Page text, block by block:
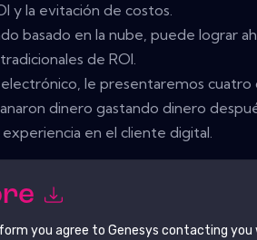
y la evitación de costos.
basado en la nube, puede lograr
de ROI.
le presentaremos cuatro
dinero gastando dinero
en el cliente digital.
you agree toGenesys contacting you